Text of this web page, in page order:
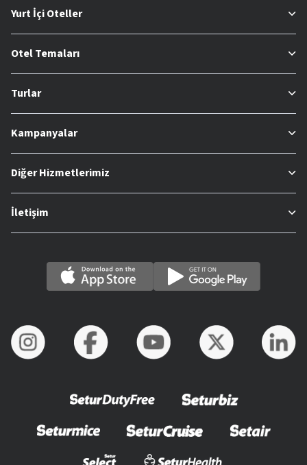
Yurt İçi Oteller
Otel Temaları
Turlar
Kampanyalar
Diğer Hizmetlerimiz
İletişim